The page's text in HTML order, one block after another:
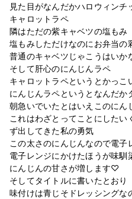
見た目がなんだかハロウィン
キャロットラペ
隣はただの紫キャベツの塩もみ
塩もみしただけなのにお弁当の
普通のキャベツじゃこうはいか
そして肝心のにんじんラペ
キャロットラペというとかっこ
にんじんラペというとなんだか
朝急いでいたとはいえこのにん
これはわざとってことにしたい
ず出してきた私の勇気
この太さのにんじんなので電子
電子レンジにかけたほうが味馴
にんじんの甘さが増します♡
そしてタイトルに書いたとおり
味付けは青じそドレッシングな